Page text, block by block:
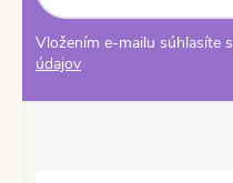
Vložením e-mailu súhlasíte s
údajov